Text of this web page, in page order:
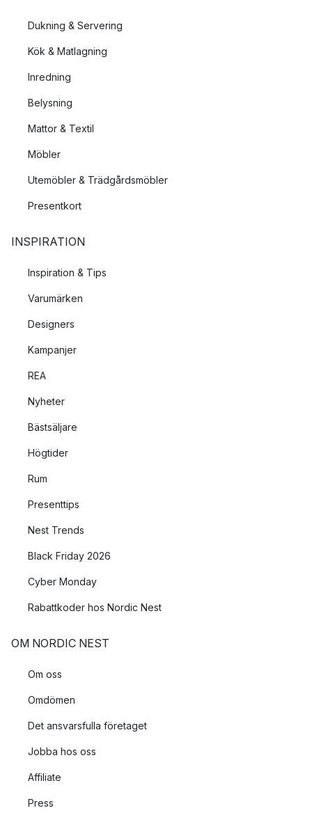
Dukning & Servering
Kök & Matlagning
Inredning
Belysning
Mattor & Textil
Möbler
Utemöbler & Trädgårdsmöbler
Presentkort
INSPIRATION
Inspiration & Tips
Varumärken
Designers
Kampanjer
REA
Nyheter
Bästsäljare
Högtider
Rum
Presenttips
Nest Trends
Black Friday 2026
Cyber Monday
Rabattkoder hos Nordic Nest
OM NORDIC NEST
Om oss
Omdömen
Det ansvarsfulla företaget
Jobba hos oss
Affiliate
Press